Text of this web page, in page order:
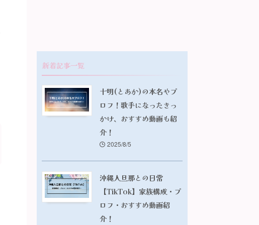
新着記事一覧
十明(とあか)の本名やプ
ロフ！歌手になったきっ
かけ、おすすめ動画も紹
介！
2025/8/5
沖縄人旦那との日常
【TikTok】家族構成・プ
ロフ・おすすめ動画紹
介！